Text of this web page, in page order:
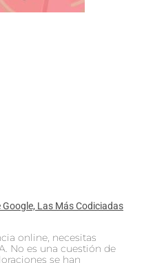
Las Más Codiciadas
online, necesitas
No es una cuestión de
se han